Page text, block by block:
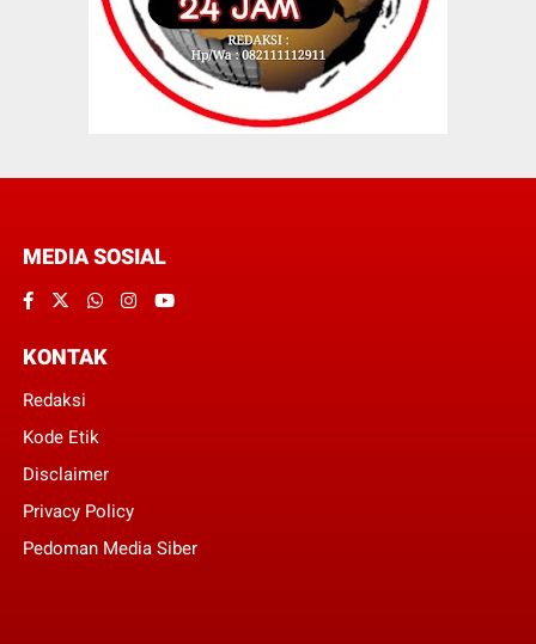
MEDIA SOSIAL
KONTAK
Redaksi
Kode Etik
Disclaimer
Privacy Policy
Pedoman Media Siber